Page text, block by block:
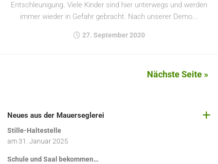
Entschleunigung. Viele Kinder sind hier unterwegs und werden
immer wieder in Gefahr gebracht. Nach unserer Demo...
27. September 2020
Nächste Seite »
Neues aus der Mauerseglerei
Stille-Haltestelle
am31. Januar 2025
Schule und Saal bekommen…